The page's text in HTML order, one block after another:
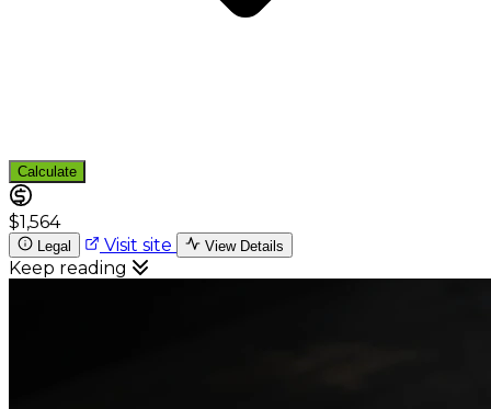
Calculate
$1,564
Legal Visit site View Details
Keep reading